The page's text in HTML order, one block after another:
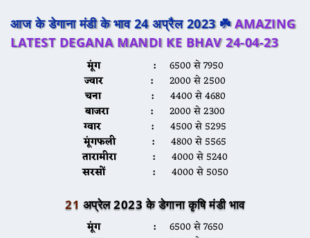
आज के डेगाना मंडी के भाव 24 अप्रैल 2023 ☘️AMAZING
LATEST DEGANA MANDI KE BHAV 24-04-23
मूंग :
6500 से 7950
ज्वार :
2000 से 2500
चना :
4400 से 4680
बाजरा :
2000 से 2300
ग्वार :
4500 से 5295
मूंगफली :
4800 से 5565
तारामीरा :
4000 से 5240
सरसों :
4000 से 5050
21 अप्रेल 2023 के डेगाना कृषि मंडी भाव
मूंग :
6500 से 7650